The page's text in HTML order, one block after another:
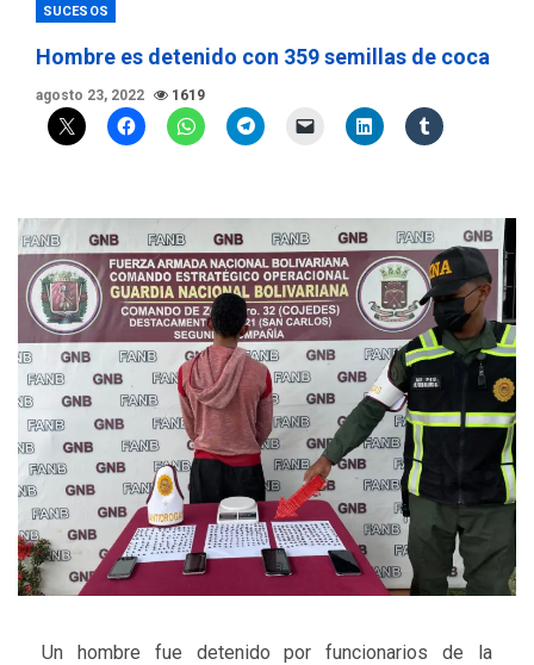
SUCESOS
Hombre es detenido con 359 semillas de coca
agosto 23, 2022 1619
Un hombre fue detenido por funcionarios de la